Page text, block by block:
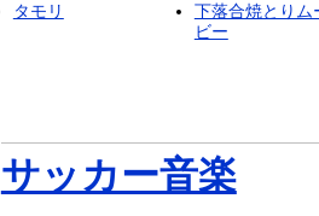
タモリ
下落合焼とりム
ビー
サッカー音楽